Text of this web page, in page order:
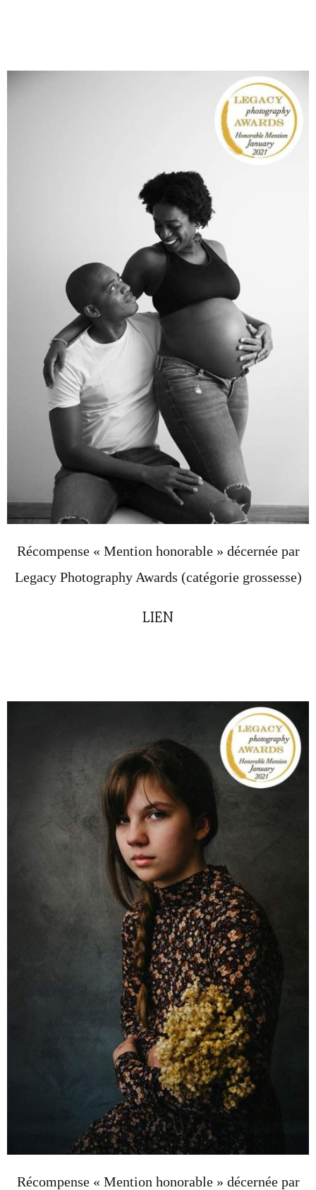
Récompense « Mention honorable » décernée par
Legacy Photography Awards (catégorie grossesse)
LIEN
Récompense « Mention honorable » décernée par